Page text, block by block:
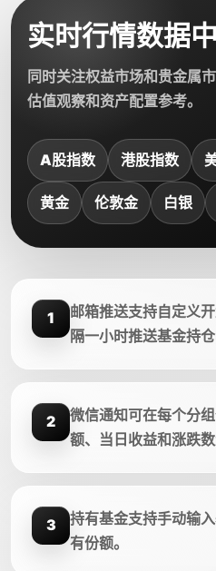
实时行情数据
同时关注权益市场和贵金属
估值观察和资产配置参考。
A股指数 港股指数
黄金 伦敦金 白银
1
邮箱推送支持自定义
隔一小时推送基金持仓
2
微信通知可在每个分
额、当日收益和涨跌数
3
持有基金支持手动输
有份额。